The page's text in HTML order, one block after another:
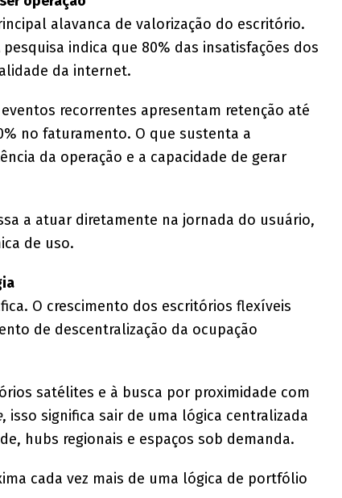
alavanca de valorização do escritório.
indica que 80% das insatisfações dos
da internet.
recorrentes apresentam retenção até
no faturamento. O que sustenta a
da operação e a capacidade de gerar
a atuar diretamente na jornada do usuário,
de uso.
O crescimento dos escritórios flexíveis
de descentralização da ocupação
satélites e à busca por proximidade com
, isso significa sair de uma lógica centralizada
hubs regionais e espaços sob demanda.
cada vez mais de uma lógica de portfólio